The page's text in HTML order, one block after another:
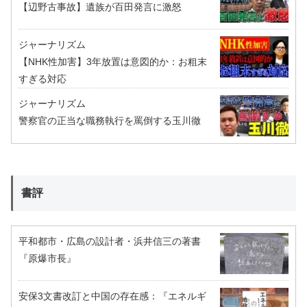
【辺野古事故】遺族が百田発言に激怒
ジャーナリズム
【NHK性加害】3年放置は意図的か：お粗末
すぎる対応
ジャーナリズム
警察官の正当な職務執行を罵倒する玉川徹
書評
平和都市・広島の設計者・浜井信三の著書
『原爆市長』
安保3文書改訂と中国の存在感：『エネルギ